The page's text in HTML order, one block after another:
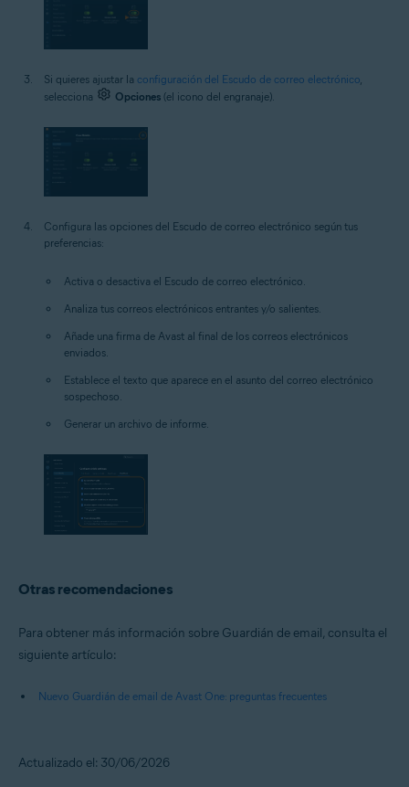
Si quieres ajustar la configuración del Escudo de correo electrónico,
selecciona
Opciones (el icono del engranaje).
Configura las opciones del Escudo de correo electrónico según tus
preferencias:
Activa o desactiva el Escudo de correo electrónico.
Analiza tus correos electrónicos entrantes y/o salientes.
Añade una firma de Avast al final de los correos electrónicos
enviados.
Establece el texto que aparece en el asunto del correo electrónico
sospechoso.
Generar un archivo de informe.
Otras recomendaciones
Para obtener más información sobre Guardián de email, consulta el
siguiente artículo:
Nuevo Guardián de email de Avast One: preguntas frecuentes
Actualizado el: 30/06/2026